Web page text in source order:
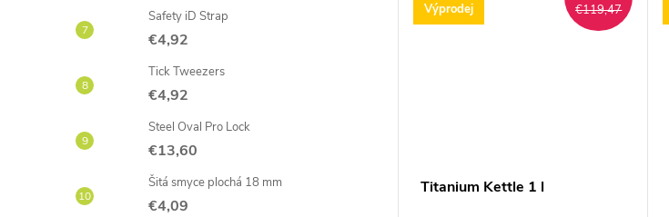
Safety iD Strap
€4,92
Tick Tweezers
€4,92
Steel Oval Pro Lock
€13,60
Šitá smyce plochá 18 mm
€4,09
Výprodej
€119,47
Titanium Kettle 1 l